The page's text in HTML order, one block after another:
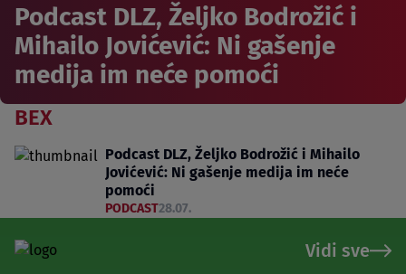
Podcast DLZ, Željko Bodrožić i
Mihailo Jovićević: Ni gašenje
medija im neće pomoći
BEX
Podcast DLZ, Željko Bodrožić i Mihailo
Jovićević: Ni gašenje medija im neće
pomoći
PODCAST28.07.
Vidi sve